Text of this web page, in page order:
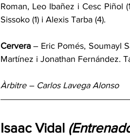
Roman, Leo Ibañez i Cesc Piñol
Sissoko (1) i Alexis Tarba (4).
Cervera – Eric Pomés, Soumayl
Martínez i Jonathan Fernández.
Àrbitre – Carlos Lavega Alonso
Isaac Vidal